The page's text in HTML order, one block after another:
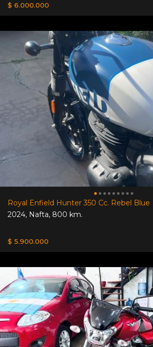
$ 6.000.000
Royal Enfield Hunter 350 Cc. Rebel Blue
2024, Nafta, 800 km.
$ 5.900.000